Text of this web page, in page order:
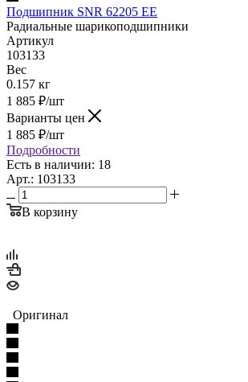
Подшипник SNR 62205 EE
Радиальные шарикоподшипники
Артикул
103133
Вес
0.157 кг
1 885 ₽/шт
Варианты цен
1 885 ₽/шт
Подробности
Есть в наличии: 18
Арт.: 103133
В корзину
Оригинал